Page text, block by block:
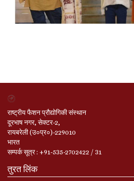
राष्ट्रीय फैशन प्रौद्योगिकी संस्थान
दूरभाष नगर, सेक्टर-2,
रायबरेली (उ०प्र०)-229010
भारत
सम्‍पर्क सूत्र : +91-535-2702422 / 31
तुरत लिंक